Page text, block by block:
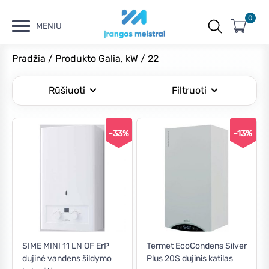
MENIU
0
Pradžia / Produkto Galia, kW / 22
Rūšiuoti Filtruoti
Filtruoti
Kaina:€400— €1,020
-33%
SIME MINI 11 LN OF ErP
dujinė vandens šildymo
-13%
Termet EcoCondens Silver
Plus 20S dujinis katilas